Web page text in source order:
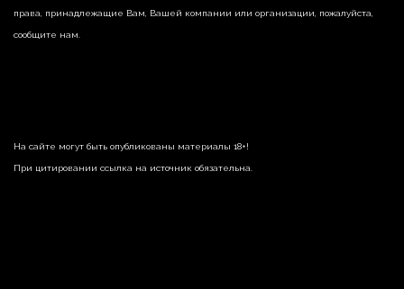
права, принадлежащие Вам, Вашей компании или организации, пожалуйста,
сообщите нам.
На сайте могут быть опубликованы материалы 18+!
При цитировании ссылка на источник обязательна.